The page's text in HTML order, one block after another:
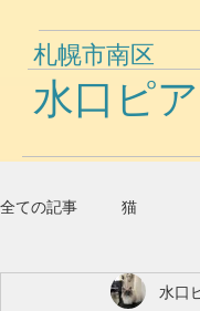
札幌市南区
水口ピ
全ての記事 猫
水口